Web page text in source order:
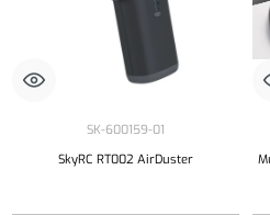
SK-600159-01
SkyRC RT002 AirDuster